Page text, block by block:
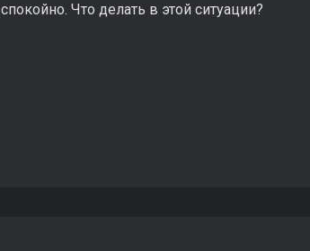
Что делать в этой ситуации?